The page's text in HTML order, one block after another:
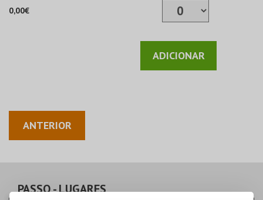
0,00€
ADICIONAR
ANTERIOR
PASSO- LUGARES